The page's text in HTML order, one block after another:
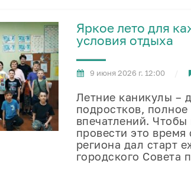
Яркое лето для
условия отдыха
9 июня 2026 г. 12:00
Летние каникулы –
подростков,
впечатлений.
провести это
региона дал старт
городского Совета